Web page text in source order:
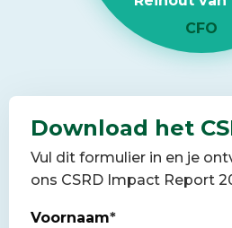
CFO
Download het
Vul dit formulier in en je
ons CSRD Impact Report
Voornaam*